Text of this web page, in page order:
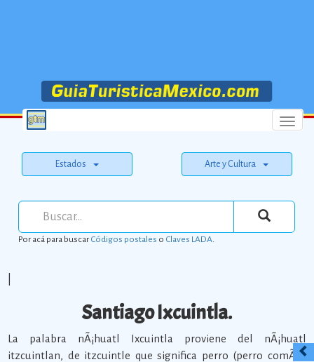
Menu
Estados Arte y Cultura
Por acá para buscarCódigos postales o Claves LADA.
Santiago Ixcuintla.
La palabra nÃ¡huatl Ixcuintla proviene del nÃ¡huatl
itzcuintlan, de itzcuintle que significa perro (perro comÃºn